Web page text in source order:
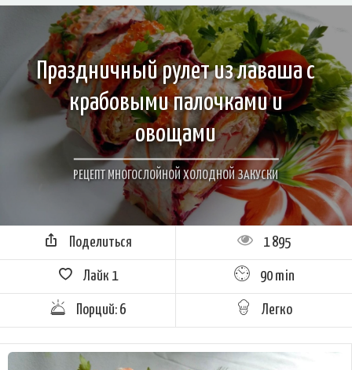
Праздничный рулет из лаваша с
крабовыми палочками и
овощами
РЕЦЕПТ МНОГОСЛОЙНОЙ ХОЛОДНОЙ ЗАКУСКИ
Поделиться 1 895
Лайк 1 90 min
Порций: 6 Легко